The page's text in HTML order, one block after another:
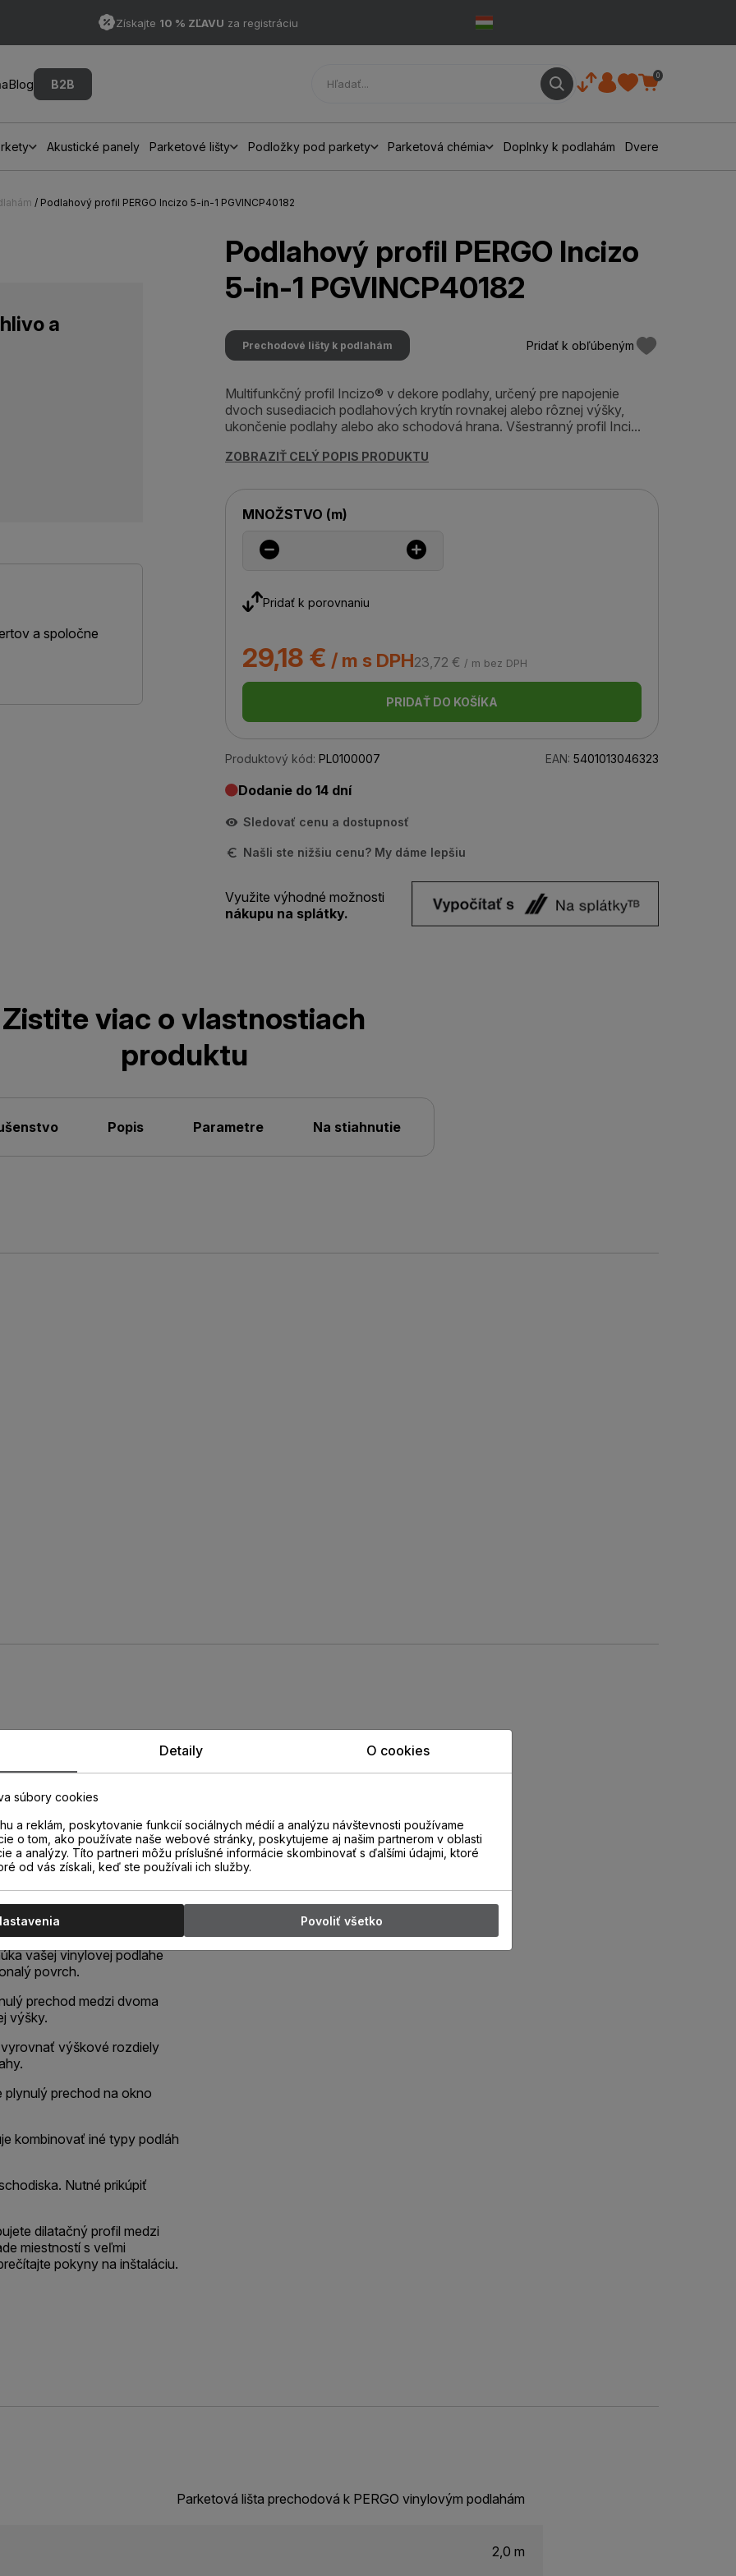
Získajte 10 % ZĽAVU za registráciu
Blog B2B
0
Akustické panely Parketové lišty Podložky pod parkety Parketová chémia Doplnky k podlahám Dvere
/ Podlahový profil PERGO Incizo 5-in-1 PGVINCP40182
a
a spoločne
Podlahový profil PERGO Incizo
5-in-1 PGVINCP40182
Prechodové lišty k podlahám Pridať k obľúbeným
Multifunkčný profil Incizo® v dekore podlahy, určený pre napojenie
dvoch susediacich podlahových krytín rovnakej alebo rôznej výšky,
ukončenie podlahy alebo ako schodová hrana. Všestranný profil Inci...
ZOBRAZIŤ CELÝ POPIS PRODUKTU
MNOŽSTVO (m)
Pridať k porovnaniu
29,18 € / m s DPH23,72 € / m bez DPH
PRIDAŤ DO KOŠÍKA
Produktový kód: PL0100007 EAN: 5401013046323
Dodanie do 14 dní
Sledovať cenu a dostupnosť
Našli ste nižšiu cenu? My dáme lepšiu
Využite výhodné možnosti
nákupu na splátky.
Zistite viac o vlastnostiach
produktu
Popis Parametre Na stiahnutie
PERGO
podlahy, určený pre
krytín rovnakej
podlahy alebo ako schodová
vašej vinylovej podlahe
povrch.
prechod medzi dvoma
výšky.
výškové rozdiely
prechod na okno
kombinovať iné typy podláh
Nutné prikúpiť
dilatačný profil medzi
miestností s veľmi
pokyny na inštaláciu.
Parketová lišta prechodová k PERGO vinylovým podlahám
2,0 m
Detaily O cookies
súbory cookies
a reklám, poskytovanie funkcií sociálnych médií a analýzu návštevnosti používame
o tom, ako používate naše webové stránky, poskytujeme aj našim partnerom v oblasti
a analýzy. Títo partneri môžu príslušné informácie skombinovať s ďalšími údajmi, ktoré
od vás získali, keď ste používali ich služby.
Povoliť všetko